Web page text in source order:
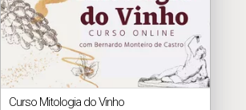
Curso Mitologia do Vinho